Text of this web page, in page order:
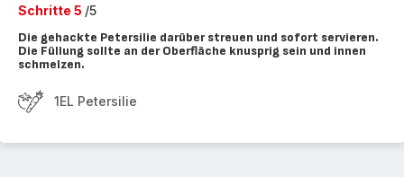
Schritte 5 /5
Die gehackte Petersilie darüber streuen und sofort servieren.
Die Füllung sollte an der Oberfläche knusprig sein und innen
schmelzen.
1EL Petersilie